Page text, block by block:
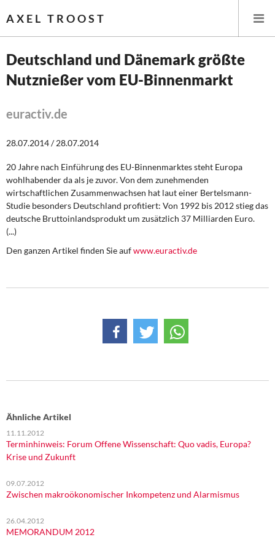
AXEL TROOST
Startseite
Themen
Leitlinien linker Wirtschafts- und Finanzpolitik
Wirtschaftspolitik
Steuer- und Finanzpolitik
Öffentliche Infrastruktur und Daseinsvorsorge
Eurokrise und Griechenland
Über mich
Kontakt
Deutschland und Dänemark größte
Nutznießer vom EU-Binnenmarkt
euractiv.de
28.07.2014 / 28.07.2014
20 Jahre nach Einführung des EU-Binnenmarktes steht Europa
wohlhabender da als je zuvor. Von dem zunehmenden
wirtschaftlichen Zusammenwachsen hat laut einer Bertelsmann-
Studie besonders Deutschland profitiert: Von 1992 bis 2012 stieg das
deutsche Bruttoinlandsprodukt um zusätzlich 37 Milliarden Euro.
(...)
Den ganzen Artikel finden Sie aufwww.euractiv.de
Ähnliche Artikel
11.11.2012
Terminhinweis: Forum Offene Wissenschaft: Quo vadis, Europa?
Krise und Zukunft
09.07.2012
Zwischen makroökonomischer Inkompetenz und Alarmismus
26.04.2012
MEMORANDUM 2012